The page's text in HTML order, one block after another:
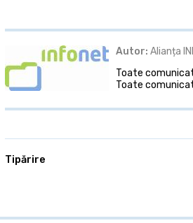
Autor: Alianța
Toate
Toate
Tipărire